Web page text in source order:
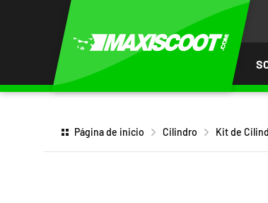
Página de inicio Cilindro Kit de